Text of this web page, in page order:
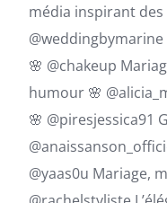
média inspirant
🌸 @chakeup
humour 🌸
🌸 @piresjessica91
@yaas0u Mariage,